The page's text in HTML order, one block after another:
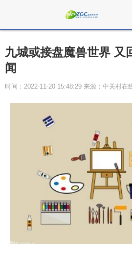
九城或接盘魔兽世界 又
闻
时间：2022-11-20 15:48:29 来源：中关村在